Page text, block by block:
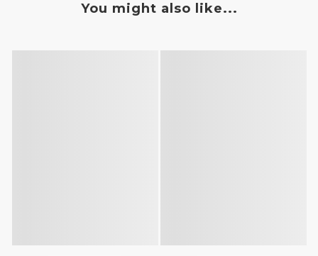
You might also like...